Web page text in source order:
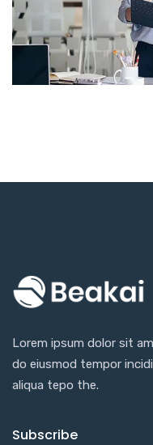
Lorem ipsum dolor sit
do eiusmod tempor
aliqua tepo the.
Subscribe